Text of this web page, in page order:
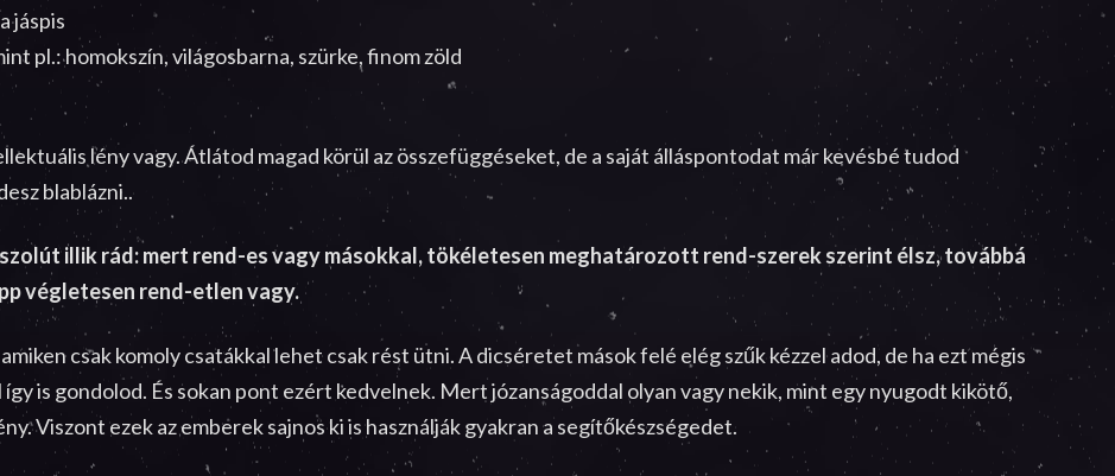
jáspis
pl.: homokszín, világosbarna, szürke, finom zöld
lény vagy. Átlátod magad körül az összefüggéseket, de a saját álláspontodat már kevésbé tudod
blablázni..
illik rád: mert rend-es vagy másokkal, tökéletesen meghatározott rend-szerek szerint élsz, továbbá
végletesen rend-etlen vagy.
csak komoly csatákkal lehet csak rést ütni. A dicséretet mások felé elég szűk kézzel adod, de ha ezt mégis
is gondolod. És sokan pont ezért kedvelnek. Mert józanságoddal olyan vagy nekik, mint egy nyugodt kikötő,
Viszont ezek az emberek sajnos ki is használják gyakran a segítőkészségedet.